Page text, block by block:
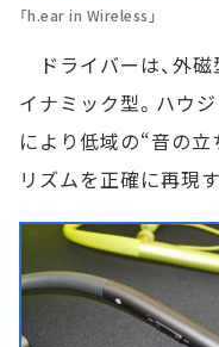
「h.ear in Wireless」
ドライバーは、外
イナミック型。ハウ
により低域の“音の立
リズムを正確に再現す